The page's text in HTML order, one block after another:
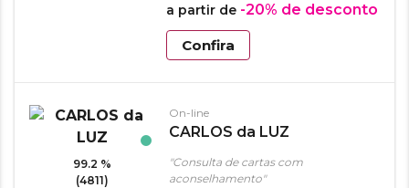
a partir de -20% de desconto
Confira
99.2 %
(4811)
On-line
CARLOS da LUZ
"Consulta de cartas com
aconselhamento"